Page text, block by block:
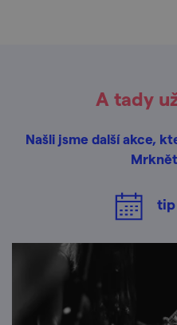
A tady
Našli jsme další akce,
tip